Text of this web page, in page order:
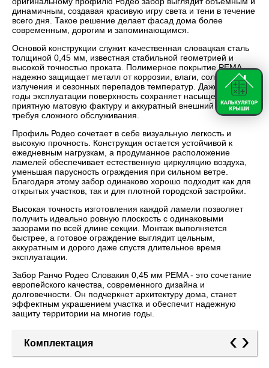
динамичным, создавая красивую игру света и тени в течение
всего дня. Такое решение делает фасад дома более
современным, дорогим и запоминающимся.
Основой конструкции служит качественная словацкая сталь
толщиной 0,45 мм, известная стабильной геометрией и
высокой точностью проката. Полимерное покрытие PEMA
надежно защищает металл от коррозии, влаги, солнечного
излучения и сезонных перепадов температур. Даже спустя
годы эксплуатации поверхность сохраняет насыщенный цвет,
приятную матовую фактуру и аккуратный внешний вид, не
требуя сложного обслуживания.
Профиль Родео сочетает в себе визуальную легкость и
высокую прочность. Конструкция остается устойчивой к
ежедневным нагрузкам, а продуманное расположение
ламелей обеспечивает естественную циркуляцию воздуха,
уменьшая парусность ограждения при сильном ветре.
Благодаря этому забор одинаково хорошо подходит как для
открытых участков, так и для плотной городской застройки.
Высокая точность изготовления каждой ламели позволяет
получить идеально ровную плоскость с одинаковыми
зазорами по всей длине секции. Монтаж выполняется
быстрее, а готовое ограждение выглядит цельным,
аккуратным и дорого даже спустя длительное время
эксплуатации.
Забор Ранчо Родео Словакия 0,45 мм PEMA - это сочетание
европейского качества, современного дизайна и
долговечности. Он подчеркнет архитектуру дома, станет
эффектным украшением участка и обеспечит надежную
защиту территории на многие годы.
Комплектация ‹ ›